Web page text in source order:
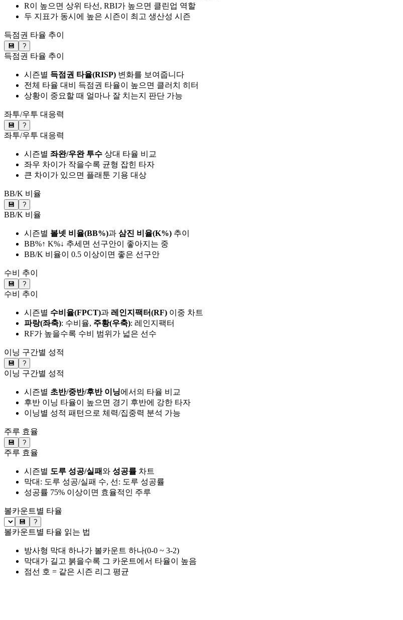
R이 높으면 상위 타선, RBI가 높으면 클린업 역할
두 지표가 동시에 높은 시즌이 최고 생산성 시즌
득점권 타율 추이
💾 ?
득점권 타율 추이
시즌별 득점권 타율(RISP) 변화를 보여줍니다
전체 타율 대비 득점권 타율이 높으면 클러치 히터
상황이 중요할 때 얼마나 잘 치는지 판단 가능
좌투/우투 대응력
💾 ?
좌투/우투 대응력
시즌별 좌완/우완 투수 상대 타율 비교
좌우 차이가 작을수록 균형 잡힌 타자
큰 차이가 있으면 플래툰 기용 대상
BB/K 비율
💾 ?
BB/K 비율
시즌별 볼넷 비율(BB%)과 삼진 비율(K%) 추이
BB%↑ K%↓ 추세면 선구안이 좋아지는 중
BB/K 비율이 0.5 이상이면 좋은 선구안
수비 추이
💾 ?
수비 추이
시즌별 수비율(FPCT)과 레인지팩터(RF) 이중 차트
파랑(좌축): 수비율, 주황(우축): 레인지팩터
RF가 높을수록 수비 범위가 넓은 선수
이닝 구간별 성적
💾 ?
이닝 구간별 성적
시즌별 초반/중반/후반 이닝에서의 타율 비교
후반 이닝 타율이 높으면 경기 후반에 강한 타자
이닝별 성적 패턴으로 체력/집중력 분석 가능
주루 효율
💾 ?
주루 효율
시즌별 도루 성공/실패와 성공률 차트
막대: 도루 성공/실패 수, 선: 도루 성공률
성공률 75% 이상이면 효율적인 주루
볼카운트별 타율
💾 ?
볼카운트별 타율 읽는 법
방사형 막대 하나가 볼카운트 하나(0-0 ~ 3-2)
막대가 길고 붉을수록 그 카운트에서 타율이 높음
점선 호 = 같은 시즌 리그 평균